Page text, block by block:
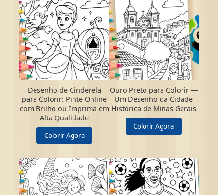
Desenho de Cinderela
para Colorir: Pinte Online
com Brilho ou Imprima em
Alta Qualidade
Colorir Agora
Ouro Preto para Colorir —
Um Desenho da Cidade
Histórica de Minas Gerais
Colorir Agora